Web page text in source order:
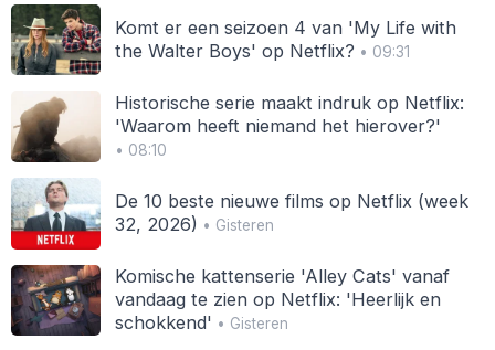
Komt er een seizoen 4 van 'My Life with
the Walter Boys' op Netflix? • 09:31
Historische serie maakt indruk op Netflix:
'Waarom heeft niemand het hierover?'
• 08:10
De 10 beste nieuwe films op Netflix (week
32, 2026) • Gisteren
Komische kattenserie 'Alley Cats' vanaf
vandaag te zien op Netflix: 'Heerlijk en
schokkend' • Gisteren